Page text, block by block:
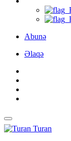
Abunə
Əlaqə
Turan